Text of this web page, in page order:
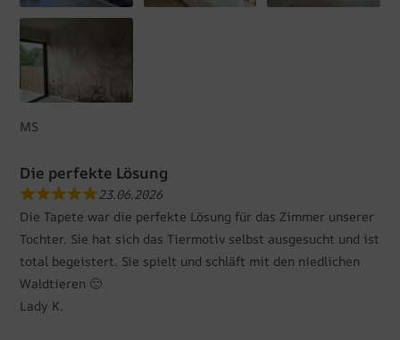
MS
Die perfekte Lösung
23.06.2026
Die Tapete war die perfekte Lösung für das Zimmer unserer
Tochter. Sie hat sich das Tiermotiv selbst ausgesucht und ist
total begeistert. Sie spielt und schläft mit den niedlichen
Waldtieren 🙂
Lady K.